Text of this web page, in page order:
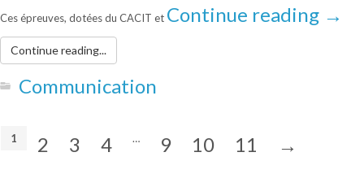
Ces épreuves, dotées du CACIT et Continue reading →
Continue reading...
Communication
1 2 3 4 … 9 10 11 →